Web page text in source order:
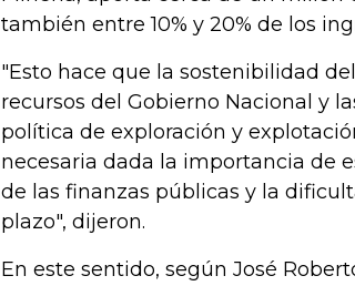
también entre 10% y 20% de los
"Esto hace que la sostenibilidad
recursos del Gobierno Nacional y
política de exploración y
necesaria dada la importancia de
de las finanzas públicas y la
plazo", dijeron.
En este sentido, según José